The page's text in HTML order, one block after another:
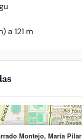
a 121 m
Montejo, María Pilar